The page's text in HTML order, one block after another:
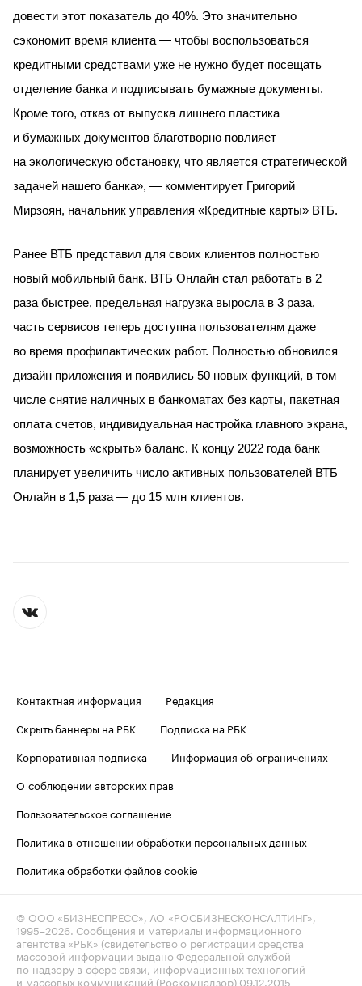
довести этот показатель до 40%. Это значительно
сэкономит время клиента — чтобы воспользоваться
кредитными средствами уже не нужно будет посещать
отделение банка и подписывать бумажные документы.
Кроме того, отказ от выпуска лишнего пластика
и бумажных документов благотворно повлияет
на экологическую обстановку, что является стратегической
задачей нашего банка», — комментирует Григорий
Мирзоян, начальник управления «Кредитные карты» ВТБ.
Ранее ВТБ представил для своих клиентов полностью
новый мобильный банк. ВТБ Онлайн стал работать в 2
раза быстрее, предельная нагрузка выросла в 3 раза,
часть сервисов теперь доступна пользователям даже
во время профилактических работ. Полностью обновился
дизайн приложения и появились 50 новых функций, в том
числе снятие наличных в банкоматах без карты, пакетная
оплата счетов, индивидуальная настройка главного экрана,
возможность «скрыть» баланс. К концу 2022 года банк
планирует увеличить число активных пользователей ВТБ
Онлайн в 1,5 раза — до 15 млн клиентов.
Контактная информация
Редакция
Скрыть баннеры на РБК
Подписка на РБК
Корпоративная подписка
Информация об ограничениях
О соблюдении авторских прав
Пользовательское соглашение
Политика в отношении обработки персональных данных
Политика обработки файлов cookie
© ООО «БИЗНЕСПРЕСС», АО «РОСБИЗНЕСКОНСАЛТИНГ»,
1995–2026. Сообщения и материалы информационного
агентства «РБК» (свидетельство о регистрации средства
массовой информации выдано Федеральной службой
по надзору в сфере связи, информационных технологий
и массовых коммуникаций (Роскомнадзор) 09.12.2015